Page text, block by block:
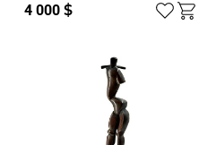
4 000 $